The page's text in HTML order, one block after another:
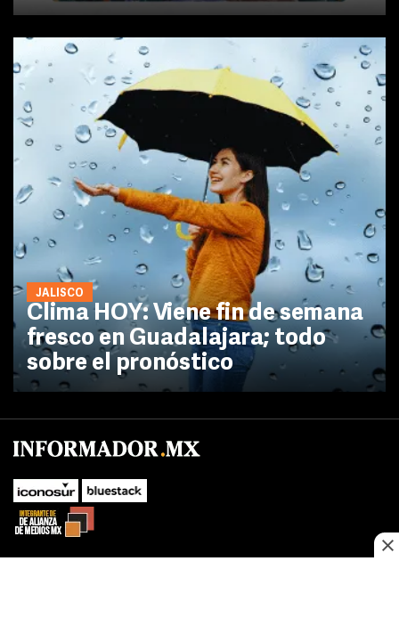
JALISCO
Clima HOY: Viene fin de semana
fresco en Guadalajara; todo
sobre el pronóstico